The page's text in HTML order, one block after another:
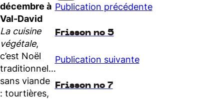
décembre à
Val-David
La cuisine
végétale,
c’est Noël
traditionnel…
sans viande
: tourtières,
Publication précédente
Frisson no 5
Publication suivante
Frisson no 7